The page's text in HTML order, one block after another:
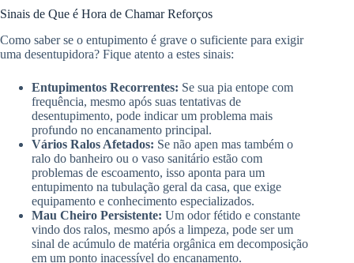
Sinais de Que é Hora de Chamar Reforços
Como saber se o entupimento é grave o suficiente para exigir
uma desentupidora? Fique atento a estes sinais:
Entupimentos Recorrentes: Se sua pia entope com
frequência, mesmo após suas tentativas de
desentupimento, pode indicar um problema mais
profundo no encanamento principal.
Vários Ralos Afetados: Se não apen mas também o
ralo do banheiro ou o vaso sanitário estão com
problemas de escoamento, isso aponta para um
entupimento na tubulação geral da casa, que exige
equipamento e conhecimento especializados.
Mau Cheiro Persistente: Um odor fétido e constante
vindo dos ralos, mesmo após a limpeza, pode ser um
sinal de acúmulo de matéria orgânica em decomposição
em um ponto inacessível do encanamento.